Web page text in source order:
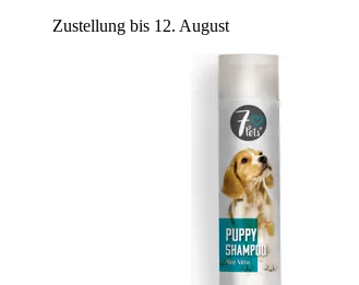
Zustellung bis 12. August